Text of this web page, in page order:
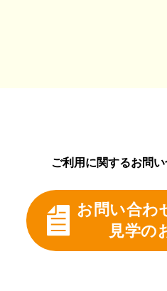
ご利用に関するお問
お問い合わ
見学の